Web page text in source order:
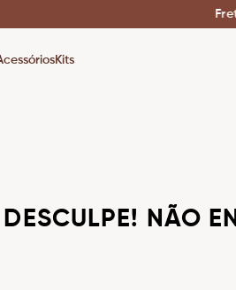
Frete
Kits
DESCULPE! NÃO